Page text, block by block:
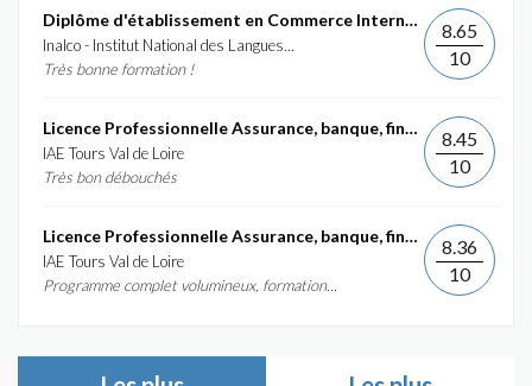
Diplôme d'établissement en Commerce International et...
Inalco - Institut National des Langues...
Très bonne formation !
8.65
10
Licence Professionnelle Assurance, banque, finance :...
IAE Tours Val de Loire
Très bon débouchés
8.45
10
Licence Professionnelle Assurance, banque, finance :...
IAE Tours Val de Loire
Programme complet volumineux, formation...
8.36
10